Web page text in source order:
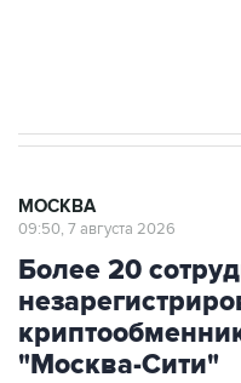
МОСКВА
09:50, 7 августа 2026
Более 20
"Москва-Сити"